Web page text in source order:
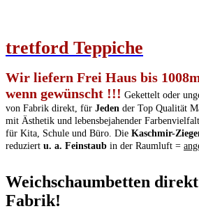
tretford Teppiche
Wir liefern Frei Haus bis
wenn gewünscht !!! Gekettelt oder
von Fabrik direkt, für Jeden der Top Qualität
mit Ästhetik und lebensbejahender
für Kita, Schule und Büro. Die Kaschmir-
reduziert u. a. Feinstaub in der Raumluft =
Weichschaumbetten
Fabrik!